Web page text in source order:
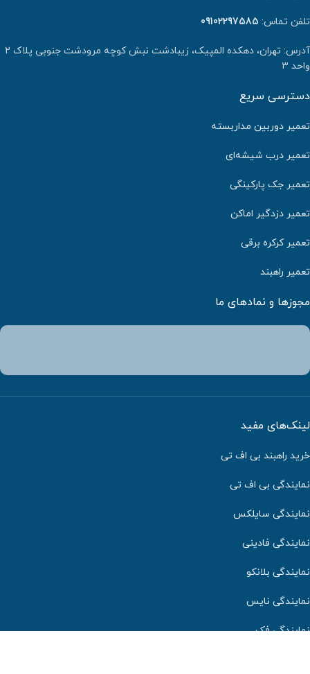
تلفن تماس: 09102297585
آدرس: تهران، دهکده المپیک، زیبادشت نبش کوچه مرودشت جنوبی پلاک ۲
واحد ۳
دسترسی سریع
تعمیر دوربین مداربسته
تعمیر درب شیشه‌ای
تعمیر جک پارکینگی
تعمیر دزدگیر اماکن
تعمیر کرکره برقی
تعمیر راهبند
مجوزها و نمادهای ما
لینک‌های مفید
خرید راهبند بی اف تی
نمایندگی بی اف تی
نمایندگی سایلکس
نمایندگی فادینی
نمایندگی بلانکو
نمایندگی نایس
نمایندگی فک